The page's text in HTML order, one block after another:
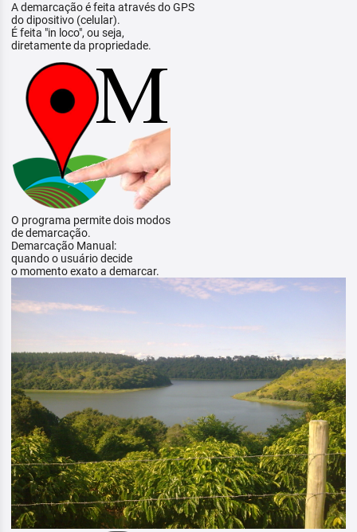
A demarcação é feita através do GPS
do dipositivo (celular).
É feita "in loco", ou seja,
diretamente da propriedade.
O programa permite dois modos
de demarcação.
Demarcação Manual:
quando o usuário decide
o momento exato a demarcar.